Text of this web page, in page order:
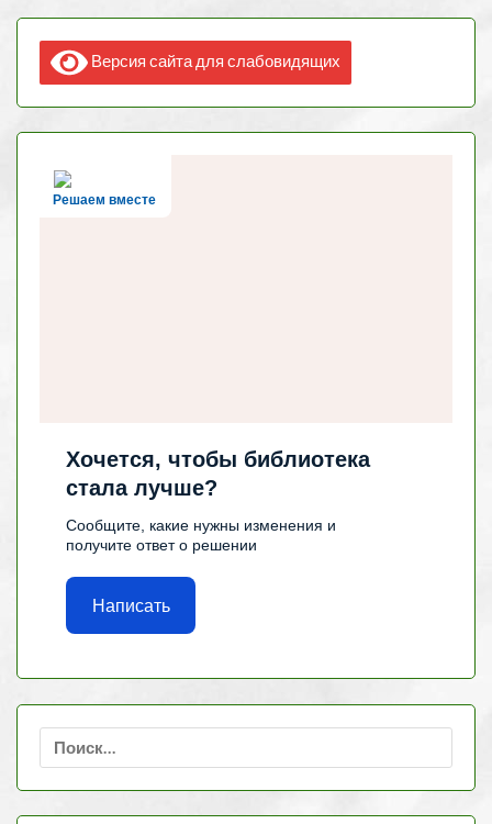
Версия сайта для слабовидящих
Решаем вместе
Хочется, чтобы библиотека
стала лучше?
Сообщите, какие нужны изменения и
получите ответ о решении
Написать